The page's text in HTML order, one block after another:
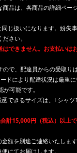
商品は、各商品の詳細ペー
じ扱いになります。紛失
さい。
はできません。お支払いは
ので、配達員からの受取り
ドにより配達状況は厳重
可能です。
できるサイズは、Tシャツ
計15,000円（税込）以上
額を別途ご連絡いたします
にてお届けします。